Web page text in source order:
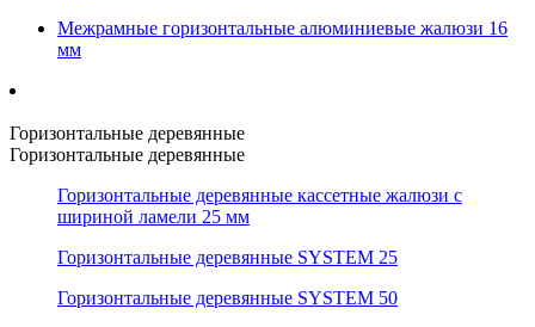
Межрамные горизонтальные алюминиевые жалюзи 16
мм
Горизонтальные деревянные
Горизонтальные деревянные
Горизонтальные деревянные кассетные жалюзи с
шириной ламели 25 мм
Горизонтальные деревянные SYSTEM 25
Горизонтальные деревянные SYSTEM 50